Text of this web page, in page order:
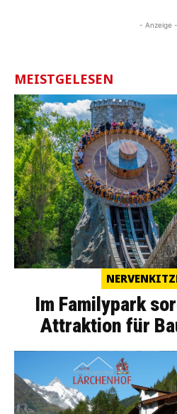
- Anzeige -
MEISTGELESEN
Im Familypark
Attraktion für